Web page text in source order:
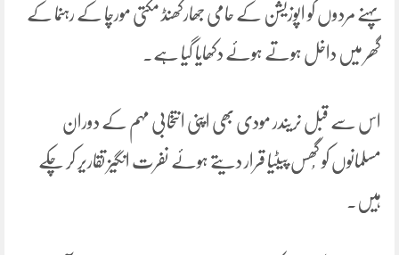
پہنے مردوں کو اپوزیشن کے حامی جھارکھنڈ مکتی مورچا کے رہنما کے
گھر میں داخل ہوتے ہوئے دکھایا گیا ہے۔
اس سے قبل نریندر مودی بھی اپنی انتخابی مہم کے دوران
مسلمانوں کو گُھس پیٹیا قرار دیتے ہوئے نفرت انگیز تقاریر کر چکے
ہیں۔